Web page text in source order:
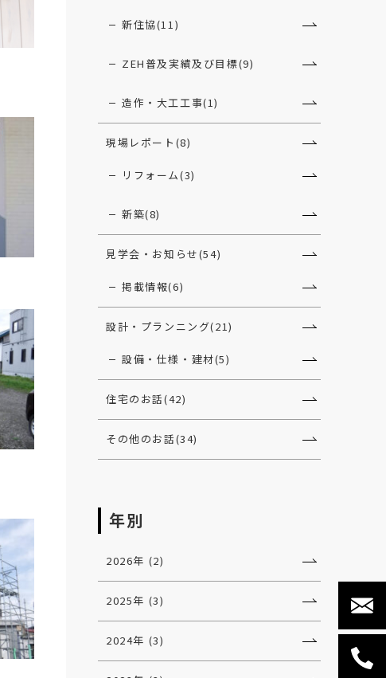
新住協(11)
ZEH普及実績及び目標(9)
造作・大工工事(1)
現場レポート(8)
リフォーム(3)
新築(8)
見学会・お知らせ(54)
掲載情報(6)
設計・プランニング(21)
設備・仕様・建材(5)
住宅のお話(42)
その他のお話(34)
年別
2026年 (2)
2025年 (3)
2024年 (3)